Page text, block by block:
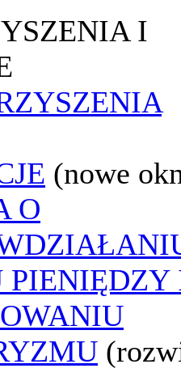
I
(nowe
O
PIENIĘDZY